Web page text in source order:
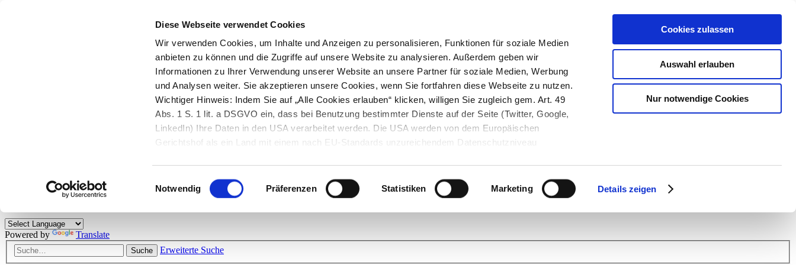
Diese Webseite verwendet Cookies
Wir verwenden Cookies, um Inhalte und Anzeigen zu personalisieren, Funktionen für soziale Medien
anbieten zu können und die Zugriffe auf unsere Website zu analysieren. Außerdem geben wir
Informationen zu Ihrer Verwendung unserer Website an unsere Partner für soziale Medien, Werbung
und Analysen weiter. Sie akzeptieren unsere Cookies, wenn Sie fortfahren diese Webseite zu nutzen.
Wichtiger Hinweis: Indem Sie auf „Alle Cookies erlauben“ klicken, willigen Sie zugleich gem. Art. 49
Abs. 1 S. 1 lit. a DSGVO ein, dass bei Benutzung bestimmter Dienste auf der Seite (Twitter, Google,
LinkedIn) Ihre Daten in den USA verarbeitet werden. Die USA werden von dem Europäischen
Gerichtshof als ein Land mit einem nach EU-Standards unzureichendem Datenschutzniveau
Einwilligungsauswahl
Notwendig Präferenzen Statistiken Marketing Details zeigen
Cookies zulassen
Auswahl erlauben
Nur notwendige Cookies
Herzlich willkommen!
Kunden viele nützliche Hilfestellungen und interessante Tipps und Tricks. Stellen Sie Ihre Fragen und helfen Sie mit Ihrem Wissen anderen weiter.
Powered by Translate
Suche Erweiterte Suche